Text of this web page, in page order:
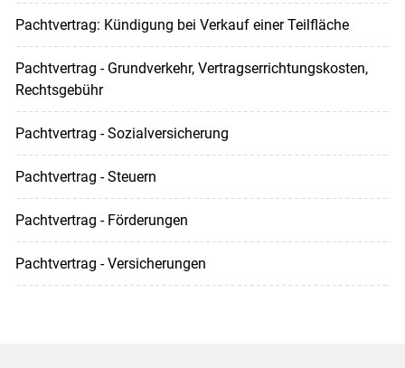
Pachtvertrag: Kündigung bei Verkauf einer Teilfläche
Pachtvertrag - Grundverkehr, Vertragserrichtungskosten,
Rechtsgebühr
Pachtvertrag - Sozialversicherung
Pachtvertrag - Steuern
Pachtvertrag - Förderungen
Pachtvertrag - Versicherungen